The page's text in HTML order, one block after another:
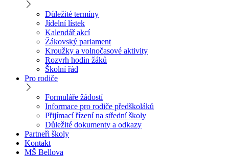
Důležité termíny
Jídelní lístek
Kalendář akcí
Žákovský parlament
Kroužky a volnočasové aktivity
Rozvrh hodin žáků
Školní řád
Pro rodiče
Formuláře žádostí
Informace pro rodiče předškoláků
Přijímací řízení na střední školy
Důležité dokumenty a odkazy
Partneři školy
Kontakt
MŠ Bellova